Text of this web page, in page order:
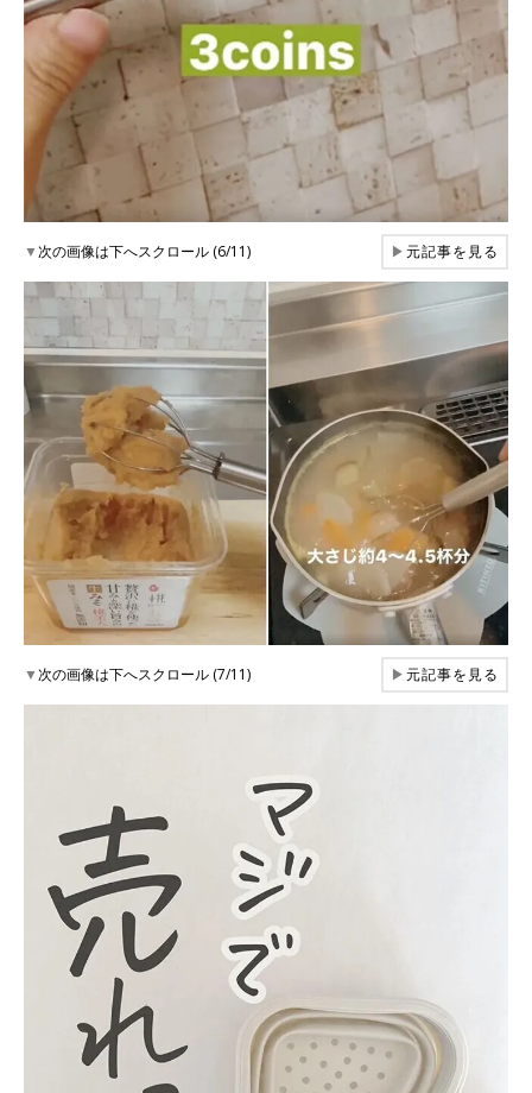
▼次の画像は下へスクロール (6/11) ▶元記事を見る
▼次の画像は下へスクロール (7/11) ▶元記事を見る